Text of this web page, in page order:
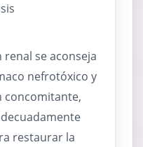
se aconseja
nefrotóxico y
concomitante,
restaurar la